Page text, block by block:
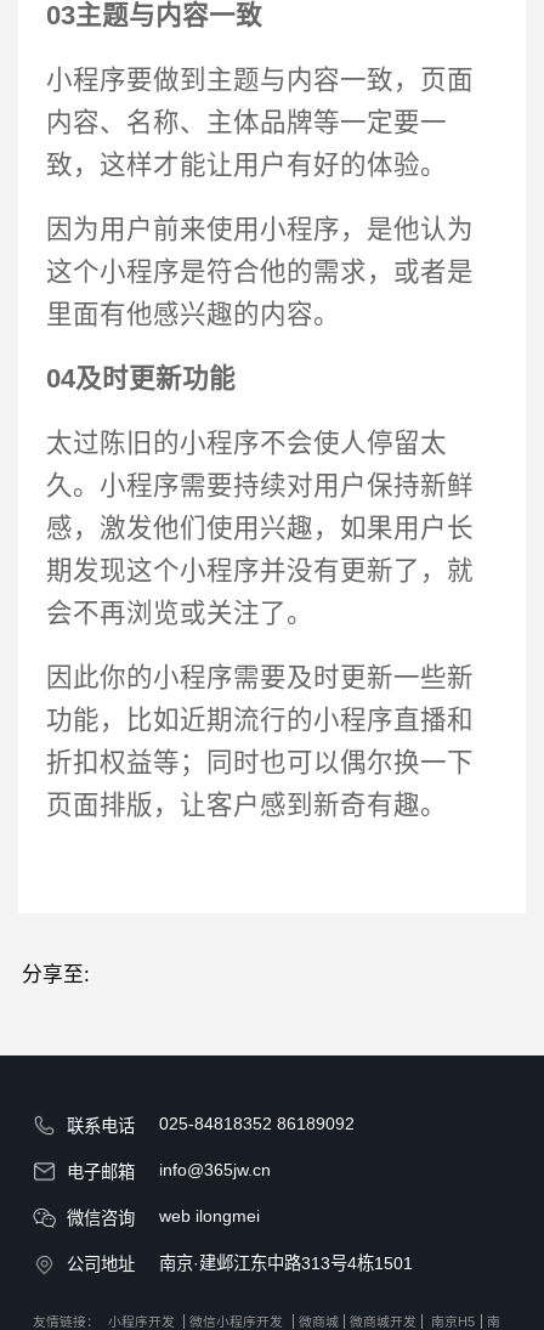
03主题与内容一致
小程序要做到主题与内容一致，页面
内容、名称、主体品牌等一定要一
致，这样才能让用户有好的体验。
因为用户前来使用小程序，是他认为
这个小程序是符合他的需求，或者是
里面有他感兴趣的内容。
04及时更新功能
太过陈旧的小程序不会使人停留太
久。小程序需要持续对用户保持新鲜
感，激发他们使用兴趣，如果用户长
期发现这个小程序并没有更新了，就
会不再浏览或关注了。
因此你的小程序需要及时更新一些新
功能，比如近期流行的小程序直播和
折扣权益等；同时也可以偶尔换一下
页面排版，让客户感到新奇有趣。
分享至:
联系电话 025-84818352 86189092
电子邮箱 info@365jw.cn
微信咨询 web ilongmei
公司地址 南京·建邺江东中路313号4栋1501
友情链接： 小程序开发 微信小程序开发 微商城 微商城开发 南京H5 南